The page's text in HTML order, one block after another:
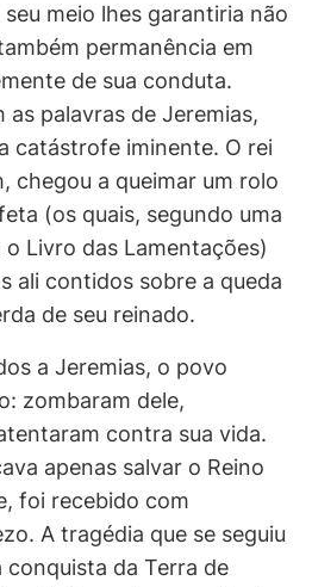
meio lhes garantiria não
permanência em
de sua conduta.
as palavras de Jeremias,
catástrofe iminente. O rei
chegou a queimar um rolo
(os quais, segundo uma
Livro das Lamentações)
ali contidos sobre a queda
de seu reinado.
a Jeremias, o povo
zombaram dele,
contra sua vida.
apenas salvar o Reino
foi recebido com
A tragédia que se seguiu
conquista da Terra de